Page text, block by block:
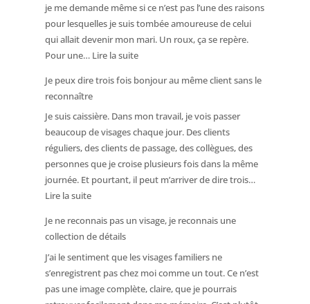
ce
médecin
s’occupait
de
l’ai
pourtant
pas
reconnu.
je me demande même si ce n’est pas l’une des raisons
pour lesquelles je suis tombée amoureuse de celui
qui allait devenir mon mari. Un roux, ça se repère.
Pour une… Lire la suite:
trouvé
inconnu
très
séduisant.
C’était
mon
Je peux dire trois fois bonjour au même client sans le
reconnaître
Je suis caissière. Dans mon travail, je vois passer
beaucoup de visages chaque jour. Des clients
réguliers, des clients de passage, des collègues, des
personnes que je croise plusieurs fois dans la même
journée. Et pourtant, il peut m’arriver de dire trois…
Lire la suite:
peux
dire
trois
fois
bonjour
Je ne reconnais pas un visage, je reconnais une
collection de détails
J’ai le sentiment que les visages familiers ne
s’enregistrent pas chez moi comme un tout. Ce n’est
pas une image complète, claire, que je pourrais